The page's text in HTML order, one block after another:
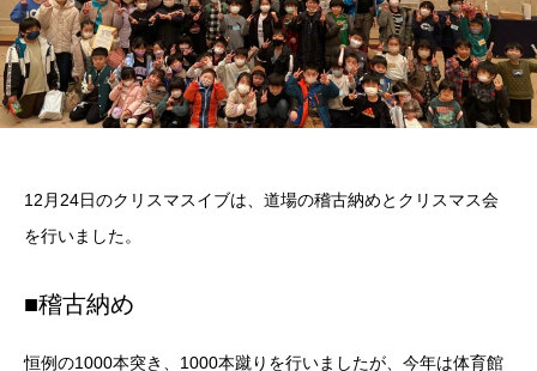
12月24日のクリスマスイブは、道場の稽古納めとクリスマス会
を行いました。
■稽古納め
恒例の1000本突き、1000本蹴りを行いましたが、今年は体育館